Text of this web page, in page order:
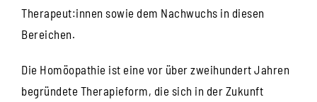
Therapeut:innen sowie dem Nachwuchs in diesen
Bereichen.
Die Homöopathie ist eine vor über zweihundert Jahren
begründete Therapieform, die sich in der Zukunft